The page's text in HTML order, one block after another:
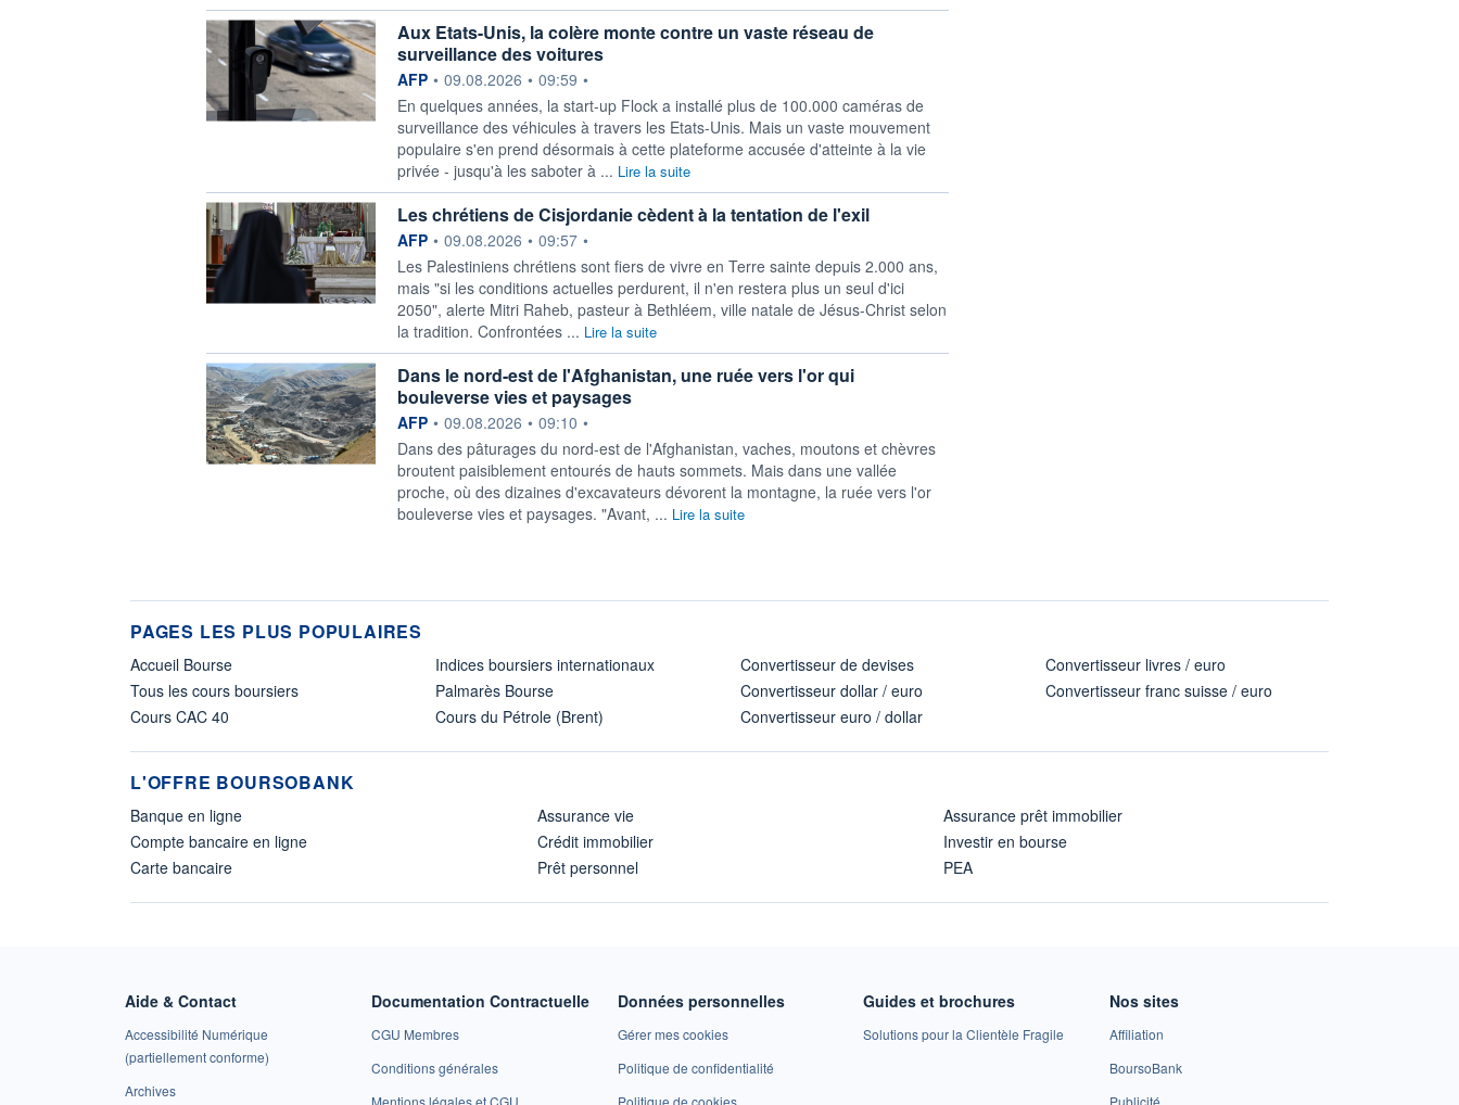
Aux Etats-Unis, la colère monte contre un vaste réseau de
surveillance des voitures
information fournie par
AFP • 09.08.2026 • 09:59 •
En quelques années, la start-up Flock a installé plus de 100.000 caméras de
surveillance des véhicules à travers les Etats-Unis. Mais un vaste mouvement
populaire s'en prend désormais à cette plateforme accusée d'atteinte à la vie
privée - jusqu'à les saboter à ... Lire la suite
Les chrétiens de Cisjordanie cèdent à la tentation de l'exil
information fournie par
AFP • 09.08.2026 • 09:57 •
Les Palestiniens chrétiens sont fiers de vivre en Terre sainte depuis 2.000 ans,
mais "si les conditions actuelles perdurent, il n'en restera plus un seul d'ici
2050", alerte Mitri Raheb, pasteur à Bethléem, ville natale de Jésus-Christ selon
la tradition. Confrontées ... Lire la suite
Dans le nord-est de l'Afghanistan, une ruée vers l'or qui
bouleverse vies et paysages
information fournie par
AFP • 09.08.2026 • 09:10 •
Dans des pâturages du nord-est de l'Afghanistan, vaches, moutons et chèvres
broutent paisiblement entourés de hauts sommets. Mais dans une vallée
proche, où des dizaines d'excavateurs dévorent la montagne, la ruée vers l'or
bouleverse vies et paysages. "Avant, ... Lire la suite
PAGES LES PLUS POPULAIRES
Accueil Bourse
Tous les cours boursiers
Cours CAC 40
Indices boursiers internationaux
Palmarès Bourse
Cours du Pétrole (Brent)
Convertisseur de devises
Convertisseur dollar / euro
Convertisseur euro / dollar
Convertisseur livres / euro
Convertisseur franc suisse / euro
L'OFFRE BOURSOBANK
Banque en ligne
Compte bancaire en ligne
Carte bancaire
Assurance vie
Crédit immobilier
Prêt personnel
Assurance prêt immobilier
Investir en bourse
PEA
Aide & Contact
Accessibilité Numérique
(partiellement conforme)
Archives
Documentation Contractuelle
CGU Membres
Conditions générales
Mentions légales et CGU
Données personnelles
Gérer mes cookies
Politique de confidentialité
Politique de cookies
Guides et brochures
Solutions pour la Clientèle Fragile
Nos sites
Affiliation
BoursoBank
Publicité